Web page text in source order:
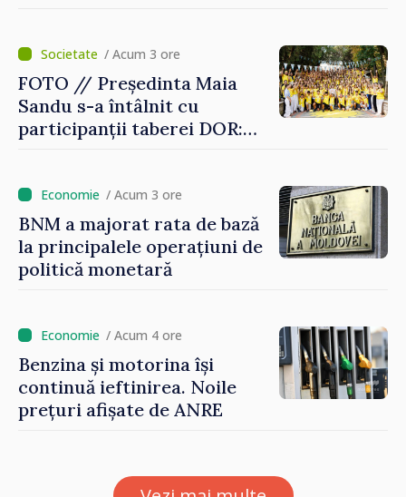
/ Acum 3 ore
FOTO // Președinta Maia
Sandu s-a întâlnit cu
participanții taberei DOR:
/ Acum 3 ore
BNM a majorat rata de bază
la principalele operațiuni de
politică monetară
/ Acum 4 ore
Benzina și motorina își
continuă ieftinirea. Noile
prețuri afișate de ANRE